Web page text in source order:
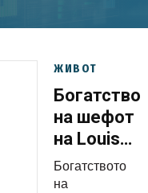
ЖИВОТ
на шефот
на Louis
Vuitton
порасна
Богатството
на